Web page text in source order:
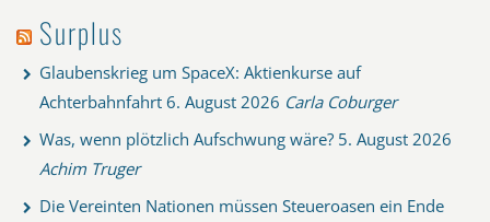
Surplus
Glaubenskrieg um SpaceX: Aktienkurse auf
Achterbahnfahrt 6. August 2026 Carla Coburger
Was, wenn plötzlich Aufschwung wäre? 5. August 2026
Achim Truger
Die Vereinten Nationen müssen Steueroasen ein Ende